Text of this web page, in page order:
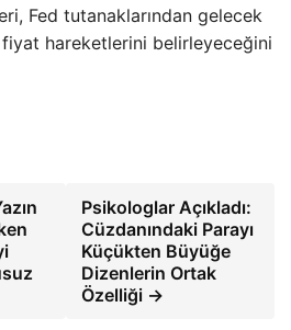
Fed tutanaklarından gelecek
fiyat hareketlerini belirleyeceğini
Psikologlar Açıkladı:
Cüzdanındaki Parayı
Küçükten Büyüğe
Dizenlerin Ortak
Özelliği →